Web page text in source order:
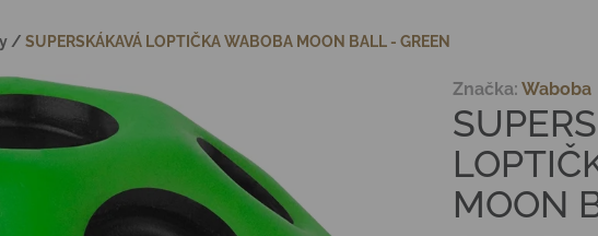
/ SUPERSKÁKAVÁ LOPTIČKA WABOBA MOON BALL - GREEN
MOON
Značka: Waboba